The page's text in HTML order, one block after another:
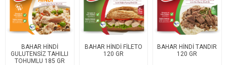
BAHAR HİNDİ
GULUTENSİZ TAHILLI
TOHUMLU 185 GR
BAHAR HİNDİ FİLETO
120 GR
BAHAR HİNDİ TANDIR
120 GR